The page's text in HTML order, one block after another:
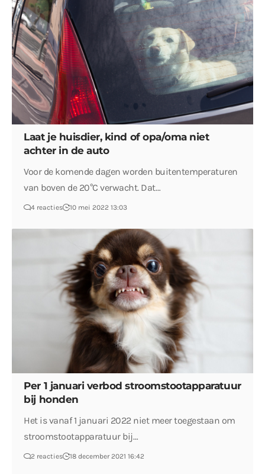
Laat je huisdier, kind of opa/oma niet
achter in de auto
Voor de komende dagen worden buitentemperaturen
van boven de 20°C verwacht. Dat…
4 reacties 10 mei 2022 13:03
Per 1 januari verbod stroomstootapparatuur
bij honden
Het is vanaf 1 januari 2022 niet meer toegestaan om
stroomstootapparatuur bij…
2 reacties 18 december 2021 16:42